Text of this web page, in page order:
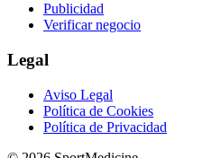
Publicidad
Verificar negocio
Legal
Aviso Legal
Política de Cookies
Política de Privacidad